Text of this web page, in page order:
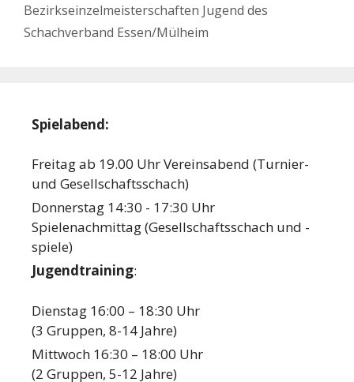
Bezirkseinzelmeisterschaften Jugend des
Schachverband Essen/Mülheim
Spielabend:
Freitag ab 19.00 Uhr Vereinsabend (Turnier-
und Gesellschaftsschach)
Donnerstag 14:30 - 17:30 Uhr
Spielenachmittag (Gesellschaftsschach und -
spiele)
Jugendtraining:
Dienstag 16:00 – 18:30 Uhr
(3 Gruppen, 8-14 Jahre)
Mittwoch 16:30 – 18:00 Uhr
(2 Gruppen, 5-12 Jahre)